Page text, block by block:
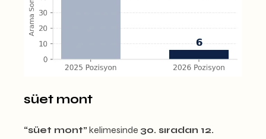
süet mont
“süet mont” kelimesinde 30. sıradan 12.